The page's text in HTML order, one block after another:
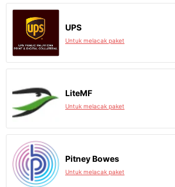
UPS
Untuk melacak paket
LiteMF
Untuk melacak paket
Pitney Bowes
Untuk melacak paket